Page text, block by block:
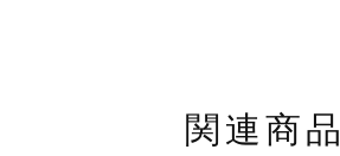
関連商品